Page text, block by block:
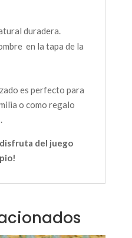
duradera.
en la tapa de la
es perfecto para
o como regalo
del juego